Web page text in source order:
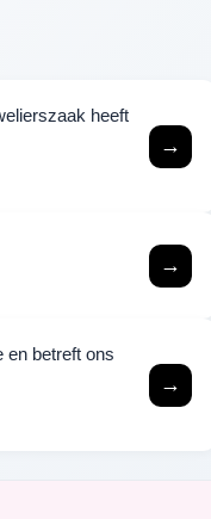
heeft
→
→
en betreft ons
→